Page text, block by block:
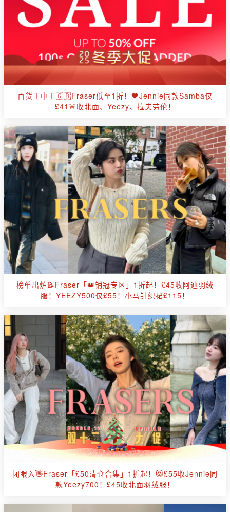
百货王中王🇬🇧Fraser低至1折！🖤Jennie同款Samba仅
£41🚨收北面、Yeezy、拉夫劳伦！
榜单出炉📝Fraser「👑销冠专区」1折起！£45收阿迪羽绒
服！YEEZY500仅£55！小马针织裙£115！
闭眼入👋Fraser「£50清仓合集」1折起！😻£55收Jennie同
款Yeezy700！£45收北面羽绒服！